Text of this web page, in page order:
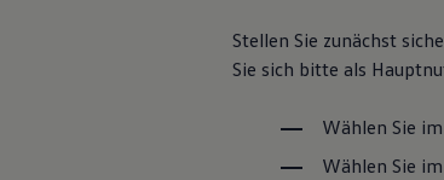
R Experience
Werkbesichtigung
Stellen Sie zunächst
Sie sich bitte als
Wählen Sie
Wählen Sie